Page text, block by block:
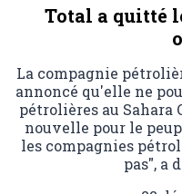
Total a quitté
La compagnie
annoncé qu'elle ne
pétrolières au Sahara
nouvelle pour le
les compagnies
pas", a